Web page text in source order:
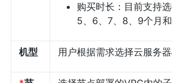
购买时长：目前支持
5、6、7、8、9个月和
机型 用户根据需求选择云服务器